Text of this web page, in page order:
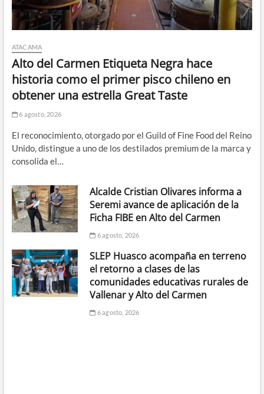
ATACAMA
Alto del Carmen Etiqueta Negra hace
historia como el primer pisco chileno en
obtener una estrella Great Taste
6 agosto, 2026
El reconocimiento, otorgado por el Guild of Fine Food del Reino
Unido, distingue a uno de los destilados premium de la marca y
consolida el…
Alcalde Cristian Olivares informa a
Seremi avance de aplicación de la
Ficha FIBE en Alto del Carmen
6 agosto, 2026
SLEP Huasco acompaña en terreno
el retorno a clases de las
comunidades educativas rurales de
Vallenar y Alto del Carmen
6 agosto, 2026